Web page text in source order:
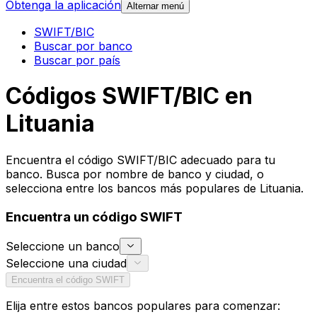
Obtenga la aplicación Alternar menú
SWIFT/BIC
Buscar por banco
Buscar por país
Códigos SWIFT/BIC en
Lituania
Encuentra el código SWIFT/BIC adecuado para tu
banco. Busca por nombre de banco y ciudad, o
selecciona entre los bancos más populares de Lituania.
Encuentra un código SWIFT
Seleccione un banco
Seleccione una ciudad
Encuentra el código SWIFT
Elija entre estos bancos populares para comenzar: